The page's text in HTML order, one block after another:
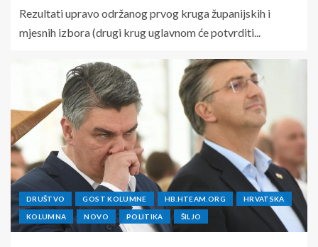
Rezultati upravo održanog prvog kruga županijskih i
mjesnih izbora (drugi krug uglavnom će potvrditi...
DRUŠTVO GOST KOLUMNE HB.HTEAM.ORG HRVATSKA
KOLUMNA NOVO POLITIKA ŠILJO